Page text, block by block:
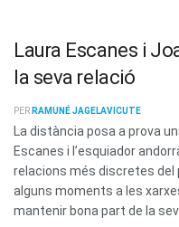
Laura Escanes i
la seva relació
PER RAMUNÉ JAGELAVICUTE
La distància posa a prova
Escanes i l’esquiador
relacions més discretes
alguns moments a les
mantenir bona part de la